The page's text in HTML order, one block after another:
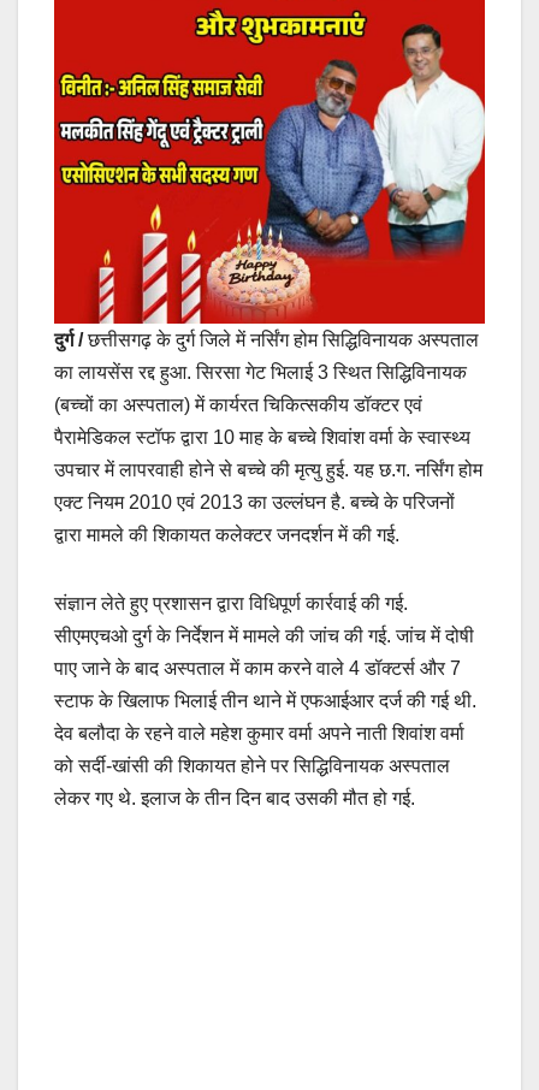
दुर्ग /छत्तीसगढ़ के दुर्ग जिले में नर्सिंग होम सिद्धिविनायक अस्पताल
का लायसेंस रद्द हुआ. सिरसा गेट भिलाई 3 स्थित सिद्धिविनायक
(बच्चों का अस्पताल) में कार्यरत चिकित्सकीय डॉक्टर एवं
पैरामेडिकल स्टॉफ द्वारा 10 माह के बच्चे शिवांश वर्मा के स्वास्थ्य
उपचार में लापरवाही होने से बच्चे की मृत्यु हुई. यह छ.ग. नर्सिंग होम
एक्ट नियम 2010 एवं 2013 का उल्लंघन है. बच्चे के परिजनों
द्वारा मामले की शिकायत कलेक्टर जनदर्शन में की गई.
संज्ञान लेते हुए प्रशासन द्वारा विधिपूर्ण कार्रवाई की गई.
सीएमएचओ दुर्ग के निर्देशन में मामले की जांच की गई. जांच में दोषी
पाए जाने के बाद अस्पताल में काम करने वाले 4 डॉक्टर्स और 7
स्टाफ के खिलाफ भिलाई तीन थाने में एफआईआर दर्ज की गई थी.
देव बलौदा के रहने वाले महेश कुमार वर्मा अपने नाती शिवांश वर्मा
को सर्दी-खांसी की शिकायत होने पर सिद्धिविनायक अस्पताल
लेकर गए थे. इलाज के तीन दिन बाद उसकी मौत हो गई.